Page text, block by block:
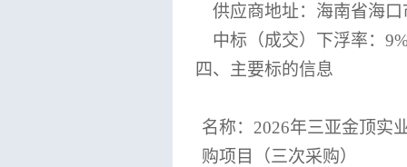
供应商地址： 海南省海
中标（成交）下浮率：
四、 主要标的信息
名称： 2026年三亚金顶实
购项目（三次采购）